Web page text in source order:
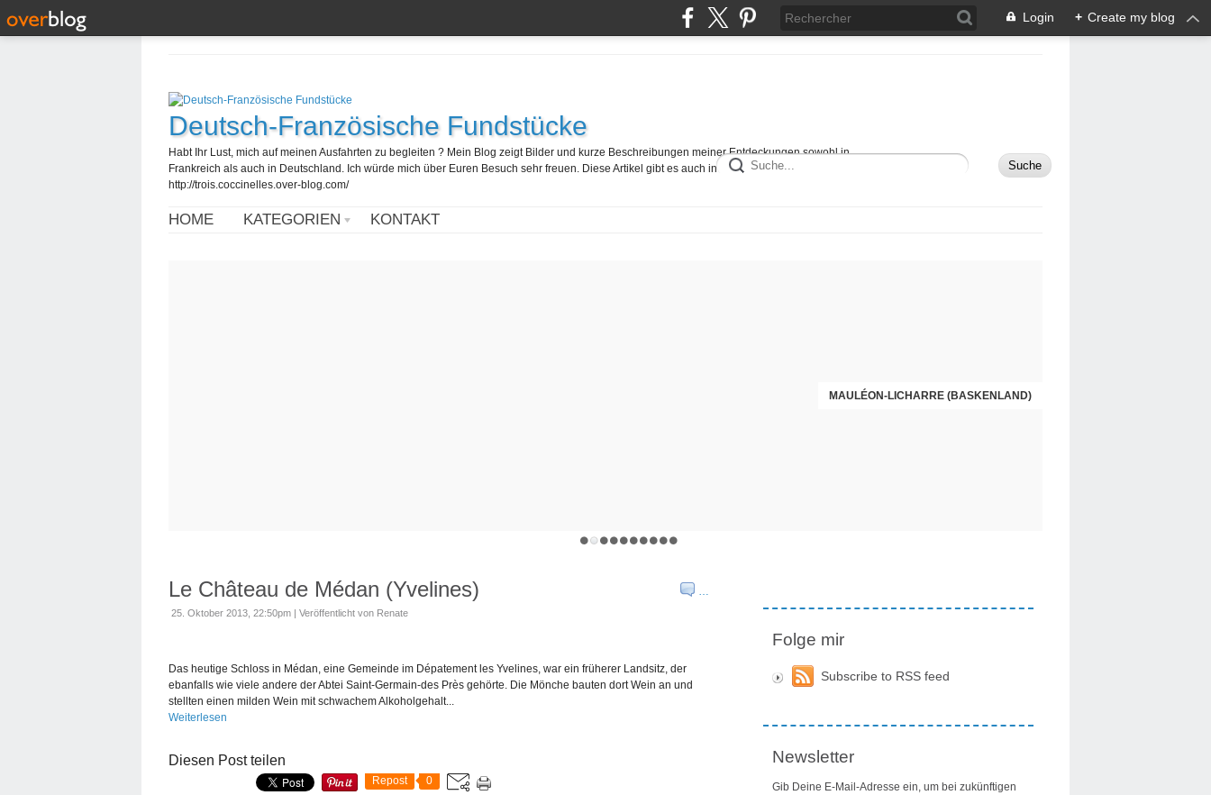
Login + Create my blog
Deutsch-Französische Fundstücke
Habt Ihr Lust, mich auf meinen Ausfahrten zu begleiten ? Mein Blog zeigt Bilder und kurze Beschreibungen meiner Entdeckungen sowohl in
Frankreich als auch in Deutschland. Ich würde mich über Euren Besuch sehr freuen. Diese Artikel gibt es auch in französisch hier :
http://trois.coccinelles.over-blog.com/
HOME KATEGORIEN KONTAKT
MAULÉON-LICHARRE (BASKENLAND)
…
Le Château de Médan (Yvelines)
25. Oktober 2013, 22:50pm | Veröffentlicht von Renate
Das heutige Schloss in Médan, eine Gemeinde im Dépatement les Yvelines, war ein früherer Landsitz, der
ebanfalls wie viele andere der Abtei Saint-Germain-des Près gehörte. Die Mönche bauten dort Wein an und
stellten einen milden Wein mit schwachem Alkoholgehalt...
Weiterlesen
Diesen Post teilen
Repost 0
Folge mir
Subscribe to RSS feed
Newsletter
Gib Deine E-Mail-Adresse ein, um bei zukünftigen